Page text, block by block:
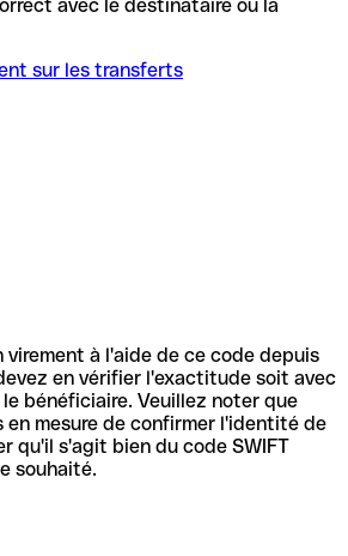
avec le destinataire ou la
sur les transferts
à l'aide de ce code depuis
en vérifier l'exactitude soit avec
bénéficiaire. Veuillez noter que
en mesure de confirmer l'identité de
qu'il s'agit bien du code SWIFT
souhaité.